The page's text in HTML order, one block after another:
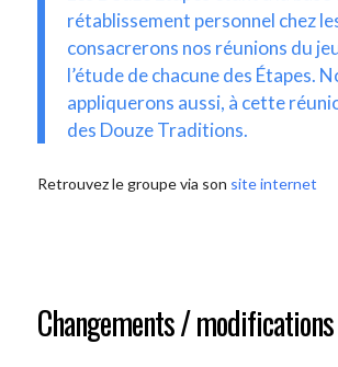
rétablissement personnel chez
consacrerons nos réunions du
l’étude de chacune des Étapes.
appliquerons aussi, à cette
des Douze Traditions.
Retrouvez le groupe via son site internet
Changements / modifications